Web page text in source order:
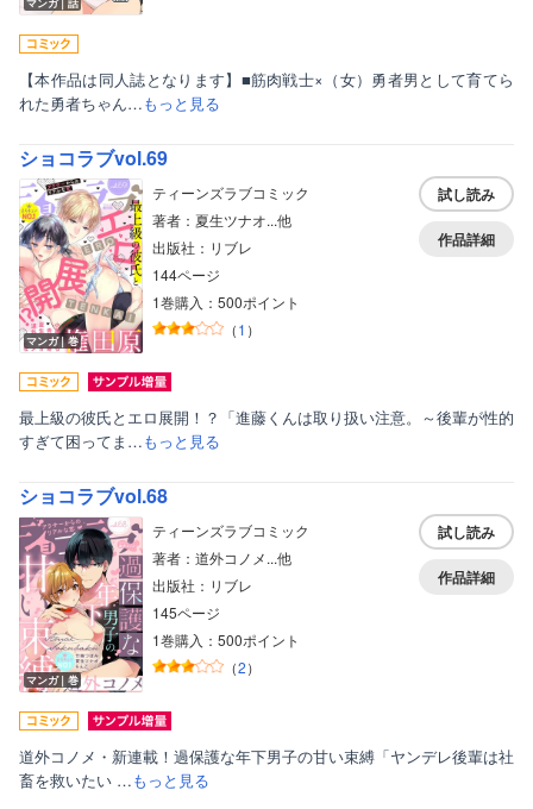
【本作品は同人誌となります】■筋肉戦士×（女）勇者男として育てら
れた勇者ちゃん…もっと見る
ショコラブvol.69
マンガ｜巻
ティーンズラブコミック
著者：夏生ツナオ...他
出版社：リブレ
144ページ
1巻購入：500ポイント
（1 ）
試し読み
作品詳細
最上級の彼氏とエロ展開！？「進藤くんは取り扱い注意。～後輩が性的
すぎて困ってま…もっと見る
ショコラブvol.68
マンガ｜巻
ティーンズラブコミック
著者：道外コノメ...他
出版社：リブレ
145ページ
1巻購入：500ポイント
（2）
試し読み
作品詳細
道外コノメ・新連載！過保護な年下男子の甘い束縛「ヤンデレ後輩は社
畜を救いたい …もっと見る